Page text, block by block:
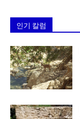
인기 칼럼